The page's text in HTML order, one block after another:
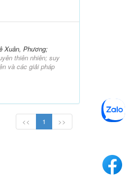
Xuân, Phương;
thiên nhiên; suy
và các giải pháp
<< 1 >>